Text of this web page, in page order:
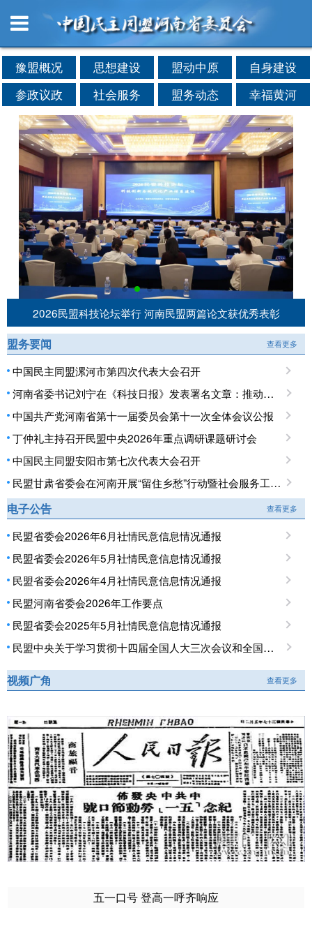
豫盟概况 思想建设 盟动中原
自身建设
参政议政
社会服务 盟务动态 幸福黄河
2026民盟科技论坛举行 河南民盟两篇论文获优秀表彰
盟务要闻 查看更多
中国民主同盟漯河市第四次代表大会召开
河南省委书记刘宁在《科技日报》发表署名文章：推动科技创新和产业创新深度融合 提升现代化产业体系对高质量发展的支撑能力
中国共产党河南省第十一届委员会第十一次全体会议公报
丁仲礼主持召开民盟中央2026年重点调研课题研讨会
中国民主同盟安阳市第七次代表大会召开
民盟甘肃省委会在河南开展“留住乡愁”行动暨社会服务工作调研
电子公告 查看更多
民盟省委会2026年6月社情民意信息情况通报
民盟省委会2026年5月社情民意信息情况通报
民盟省委会2026年4月社情民意信息情况通报
民盟河南省委会2026年工作要点
民盟省委会2025年5月社情民意信息情况通报
民盟中央关于学习贯彻十四届全国人大三次会议和全国政协十四届三次会议精神的决定
视频广角 查看更多
五一口号 登高一呼齐响应